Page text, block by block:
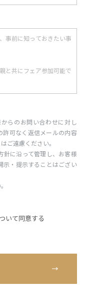
らのお問い合わせに対し
許可なく返信メールの内容
ご遠慮ください。
に沿って管理し、お客様
示・提示することはござい
いて同意する